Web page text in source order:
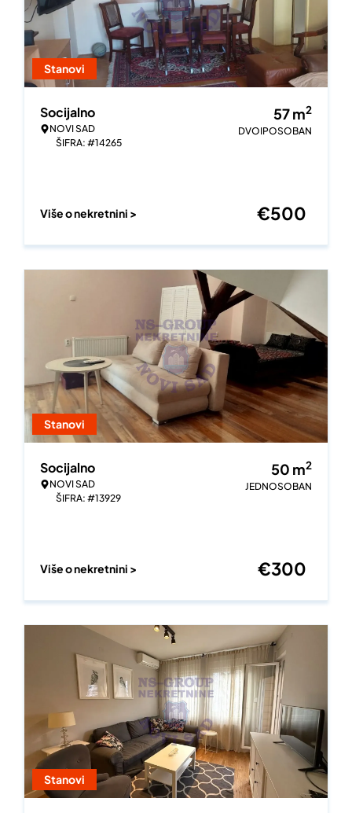
Stanovi
Socijalno
NOVI SAD
ŠIFRA: #14265
57m2
DVOIPOSOBAN
Više o nekretnini > €500
Stanovi
Socijalno
NOVI SAD
ŠIFRA: #13929
50 m2
JEDNOSOBAN
Više o nekretnini > €300
Stanovi